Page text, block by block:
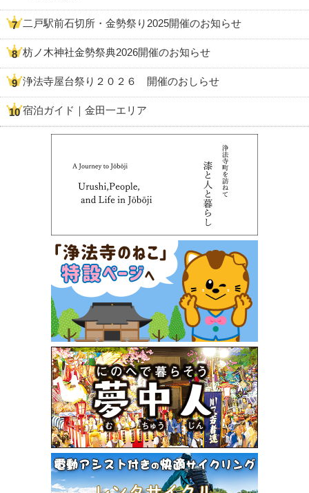
二戸駅前石切所・金勢祭り2025開催のお知らせ
枋ノ木神社金勢祭典2026開催のお知らせ
浄法寺屋台祭り２０２６ 開催のおしらせ
宿泊ガイド｜金田一エリア